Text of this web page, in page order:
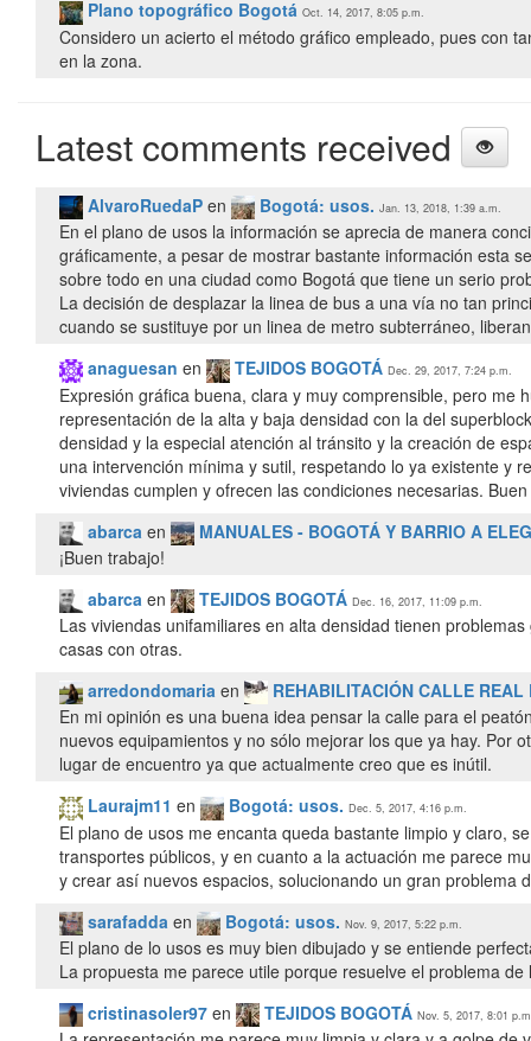
Plano topográfico Bogotá Oct. 14, 2017, 8:05 p.m.
Considero un acierto el método gráfico empleado, pues con
en la zona.
Latest comments received
AlvaroRuedaP en Bogotá: usos. Jan. 13, 2018, 1:39 a.m.
En el plano de usos la información se aprecia de manera
gráficamente, a pesar de mostrar bastante información esta
sobre todo en una ciudad como Bogotá que tiene un serio
La decisión de desplazar la linea de bus a una vía no tan
cuando se sustituye por un linea de metro subterráneo,
anaguesan en TEJIDOS BOGOTÁ Dec. 29, 2017, 7:24 p.m.
Expresión gráfica buena, clara y muy comprensible, pero
representación de la alta y baja densidad con la del
densidad y la especial atención al tránsito y la creación de
una intervención mínima y sutil, respetando lo ya existente y
viviendas cumplen y ofrecen las condiciones necesarias.
abarca en
MANUALES - BOGOTÁ Y BARRIO A
¡Buen trabajo!
abarca en TEJIDOS BOGOTÁ Dec. 16, 2017, 11:09 p.m.
Las viviendas unifamiliares en alta densidad tienen
casas con otras.
arredondomaria en
REHABILITACIÓN CALLE REAL
En mi opinión es una buena idea pensar la calle para el
nuevos equipamientos y no sólo mejorar los que ya hay. Por
lugar de encuentro ya que actualmente creo que es inútil.
Laurajm11 en Bogotá: usos. Dec. 5, 2017, 4:16 p.m.
El plano de usos me encanta queda bastante limpio y claro,
transportes públicos, y en cuanto a la actuación me parece
y crear así nuevos espacios, solucionando un gran problema
sarafadda en Bogotá: usos. Nov. 9, 2017, 5:22 p.m.
El plano de lo usos es muy bien dibujado y se entiende
La propuesta me parece utile porque resuelve el problema
cristinasoler97 en TEJIDOS BOGOTÁ Nov. 5, 2017, 8:01